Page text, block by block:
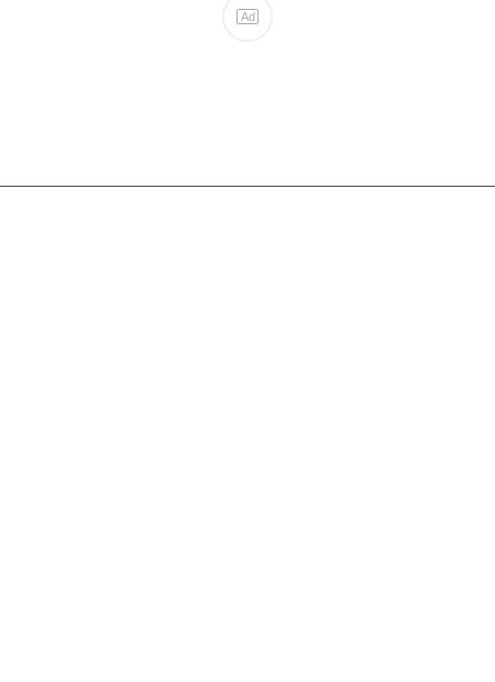
Ad